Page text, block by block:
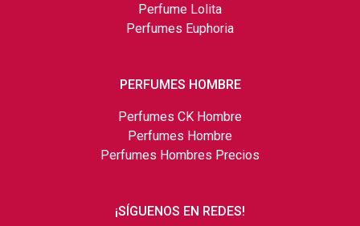
Perfume Lolita
Perfumes Euphoria
PERFUMES HOMBRE
Perfumes CK Hombre
Perfumes Hombre
Perfumes Hombres Precios
¡SÍGUENOS EN REDES!